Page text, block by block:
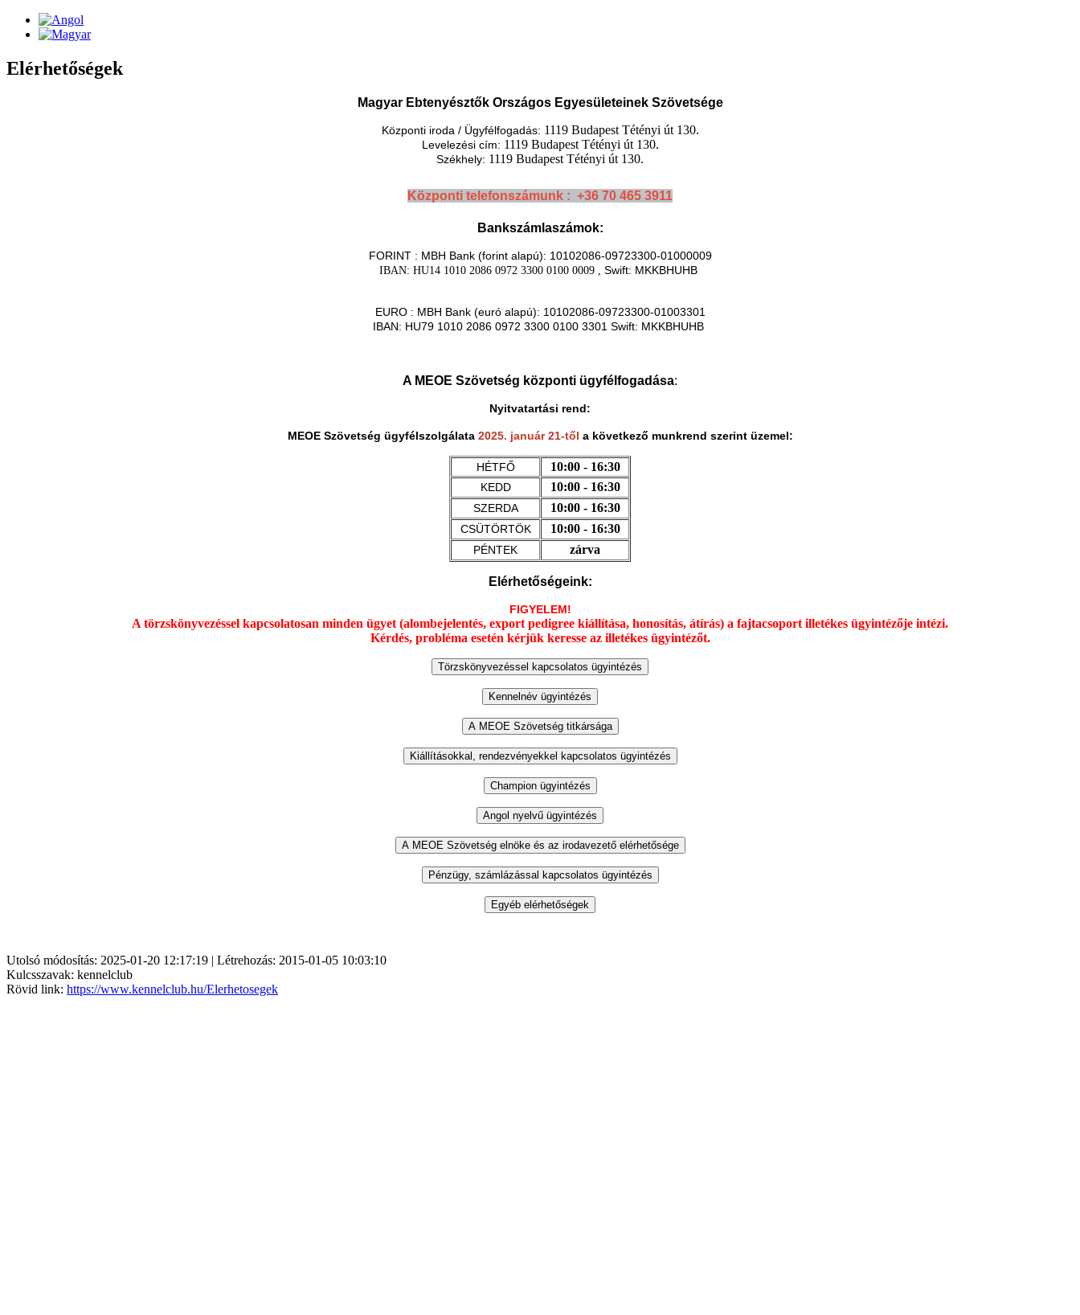
Elérhetőségek
Magyar Ebtenyésztők Országos Egyesületeinek Szövetsége
Központi iroda / Ügyfélfogadás: 1119 Budapest Tétényi út 130.
Levelezési cím: 1119 Budapest Tétényi út 130.
Székhely: 1119 Budapest Tétényi út 130.
Központi telefonszámunk : +36 70 465 3911
Bankszámlaszámok:
FORINT : MBH Bank (forint alapú): 10102086-09723300-01000009
IBAN: HU14 1010 2086 0972 3300 0100 0009 , Swift: MKKBHUHB
EURO : MBH Bank (euró alapú): 10102086-09723300-01003301
IBAN: HU79 1010 2086 0972 3300 0100 3301 Swift: MKKBHUHB
A MEOE Szövetség központi ügyfélfogadása:
Nyitvatartási rend:
MEOE Szövetség ügyfélszolgálata 2025. január 21-től a következő munkrend szerint üzemel:
HÉTFŐ 10:00 - 16:30
KEDD 10:00 - 16:30
SZERDA 10:00 - 16:30
CSÜTÖRTÖK 10:00 - 16:30
PÉNTEK zárva
Elérhetőségeink:
FIGYELEM!
A törzskönyvezéssel kapcsolatosan minden ügyet (alombejelentés, export pedigree kiállítása, honosítás, átírás) a fajtacsoport illetékes ügyintézője intézi.
Kérdés, probléma esetén kérjük keresse az illetékes ügyintézőt.
Utolsó módosítás: 2025-01-20 12:17:19 | Létrehozás: 2015-01-05 10:03:10
Kulcsszavak: kennelclub
Rövid link: https://www.kennelclub.hu/Elerhetosegek